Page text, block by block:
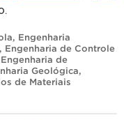
, Engenharia
, Engenharia de Controle
Engenharia de
Geológica,
de Materiais